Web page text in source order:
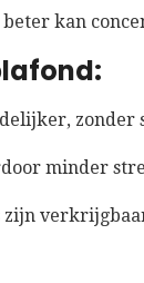
kan
zonder
minder
zijn